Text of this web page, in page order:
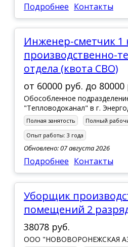
Подробнее Контакты
Инженер-сметчик 1 категории
производственно-
отдела (квота СВО)
от 60000 руб. до 80000
Обособленное
"Тепловодоканал" в г.
Полная занятость
Полный
Опыт работы: 3 года
Обновлено: 07 августа 2026
Подробнее Контакты
Уборщик производственных
помещений 2
38078 руб.
ООО "НОВОВОРОНЕЖСКАЯ